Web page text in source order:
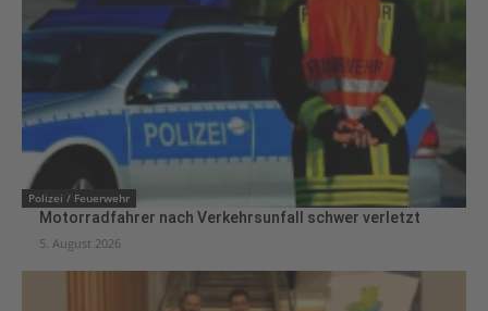
Polizei / Feuerwehr
Motorradfahrer nach Verkehrsunfall schwer verletzt
5. August 2026